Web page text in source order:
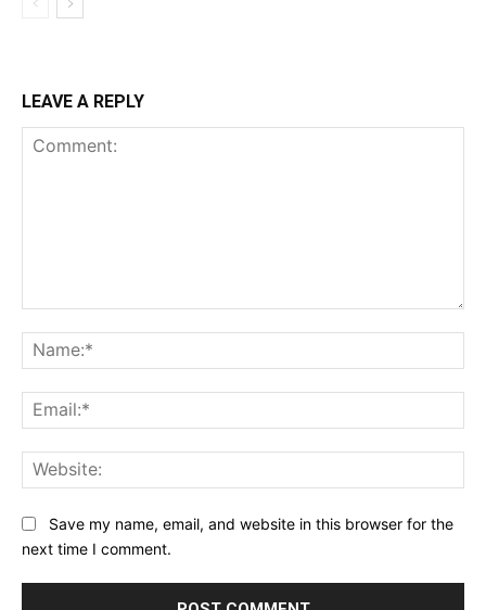
LEAVE A REPLY
Save my name, email, and website in this browser for the
next time I comment.